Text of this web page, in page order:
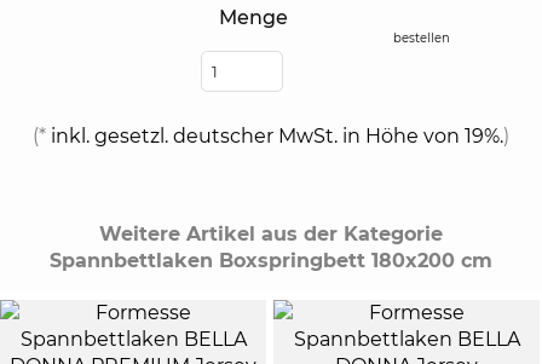
Menge
bestellen
(* inkl. gesetzl. deutscher MwSt. in Höhe von 19%.)
Weitere Artikel aus der Kategorie
Spannbettlaken Boxspringbett 180x200 cm